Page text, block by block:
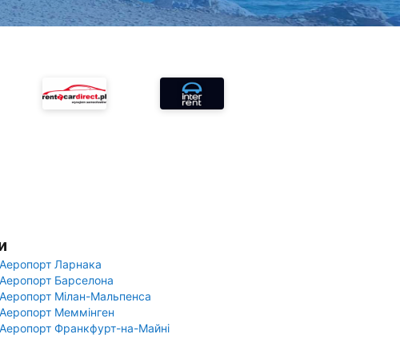
Аеропорт Ларнака
Аеропорт Барселона
Аеропорт Мілан-Мальпенса
Аеропорт Меммінген
Аеропорт Франкфурт-на-Майні